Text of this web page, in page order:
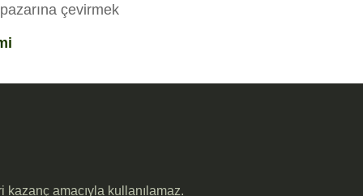
çevirmek
kazanç amacıyla kullanılamaz.